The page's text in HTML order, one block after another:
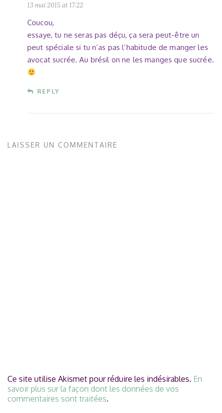
13 mai 2015 at 17:22
Coucou,
essaye, tu ne seras pas déçu, ça sera peut-être un
peut spéciale si tu n’as pas l’habitude de manger les
avocat sucrée. Au brésil on ne les manges que sucrée.
REPLY
LAISSER UN COMMENTAIRE
Ce site utilise Akismet pour réduire les indésirables. En
savoir plus sur la façon dont les données de vos
commentaires sont traitées.